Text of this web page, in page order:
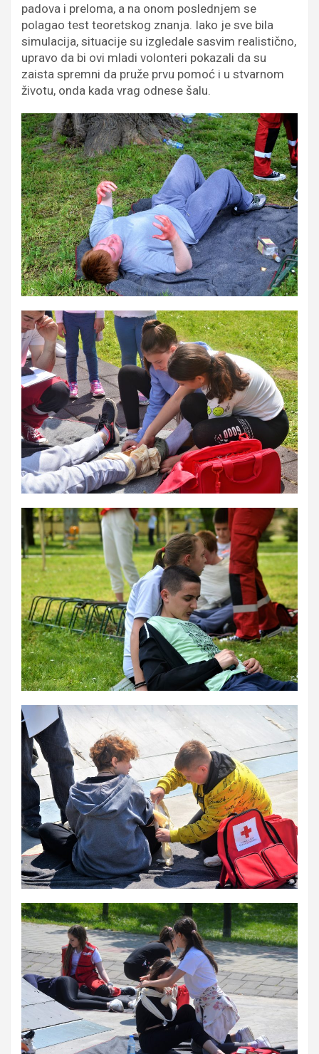
padova i preloma, a na onom poslednjem se
polagao test teoretskog znanja. Iako je sve bila
simulacija, situacije su izgledale sasvim realistično,
upravo da bi ovi mladi volonteri pokazali da su
zaista spremni da pruže prvu pomoć i u stvarnom
životu, onda kada vrag odnese šalu.